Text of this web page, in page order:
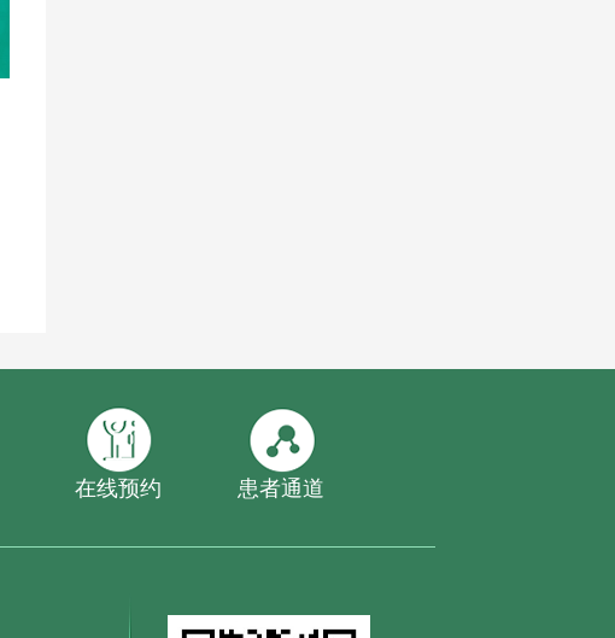
在线预约 患者通道